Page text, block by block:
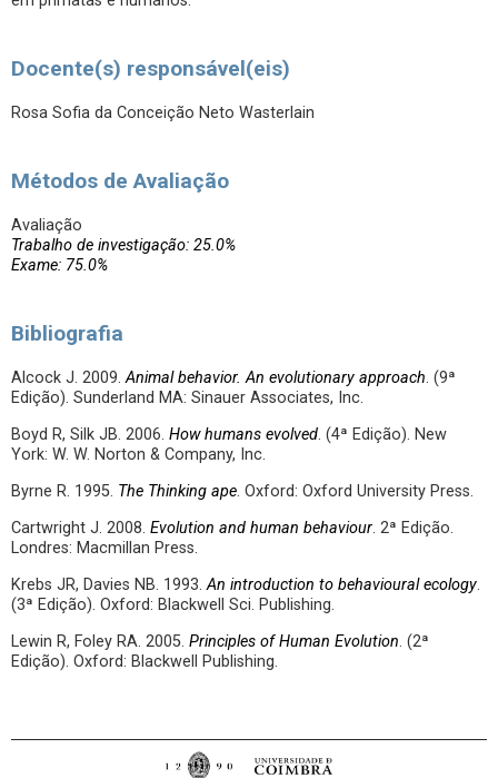
Docente(s) responsável(eis)
Rosa Sofia da Conceição Neto Wasterlain
Métodos de Avaliação
Avaliação
Trabalho de investigação: 25.0%
Exame: 75.0%
Bibliografia
Alcock J. 2009.Animal behavior. An evolutionary approach. (9ª
Edição). Sunderland MA: Sinauer Associates, Inc.
Boyd R, Silk JB. 2006. How humans evolved. (4ª Edição). New
York: W. W. Norton & Company, Inc.
Byrne R. 1995. The Thinking ape. Oxford: Oxford University Press.
Cartwright J. 2008. Evolution and human behaviour. 2ª Edição.
Londres: Macmillan Press.
Krebs JR, Davies NB. 1993.An introduction to behavioural ecology.
(3ª Edição). Oxford: Blackwell Sci. Publishing.
Lewin R, Foley RA. 2005. Principles of Human Evolution. (2ª
Edição). Oxford: Blackwell Publishing.